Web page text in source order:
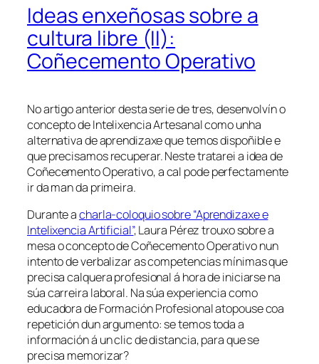
Ideas enxeñosas sobre a
cultura libre (II):
Coñecemento Operativo
No artigo anterior desta serie de tres, desenvolvín o
concepto de Intelixencia Artesanal como unha
alternativa de aprendizaxe que temos dispoñible e
que precisamos recuperar. Neste tratarei a idea de
Coñecemento Operativo,a cal pode perfectamente
ir da man da primeira.
Durante acharla-coloquio sobre “Aprendizaxe e
Intelixencia Artificial”, Laura Pérez trouxo sobre a
mesa o concepto deCoñecemento Operativonun
intento de verbalizar as competencias mínimas que
precisa calquera profesional á hora de iniciarse na
súa carreira laboral. Na súa experiencia como
educadora de Formación Profesional atopouse coa
repetición dun argumento: se temos toda a
información á un clic de distancia, para que se
precisa memorizar?